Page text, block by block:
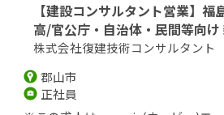
【建設コンサルタント営業】
高/官公庁・自治体・民間等向
株式会社復建技術コンサルタント
郡山市
正社員